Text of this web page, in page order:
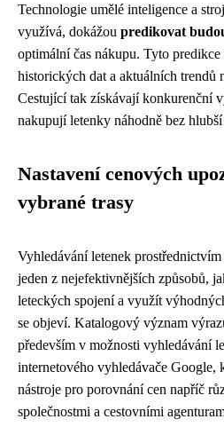
Technologie umělé inteligence a
využívá, dokážou predikovat
optimální čas nákupu. Tyto
historických dat a aktuálních trendů
Cestující tak získávají konkurenční
nakupují letenky náhodně bez
Nastavení cenových
vybrané trasy
Vyhledávání letenek
jeden z nejefektivnějších způsobů,
leteckých spojení a využít
se objeví. Katalogový význam
především v možnosti vyhledávání
internetového vyhledávače Google,
nástroje pro porovnání cen napříč
společnostmi a cestovními